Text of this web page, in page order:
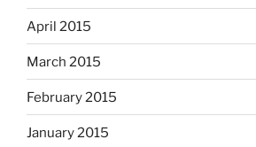
April 2015
March 2015
February 2015
January 2015